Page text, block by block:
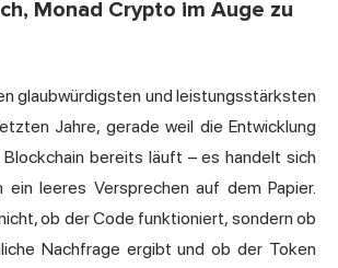
Monad Crypto im Auge zu
glaubwürdigsten und leistungsstärksten
Jahre, gerade weil die Entwicklung
bereits läuft – es handelt sich
ein leeres Versprechen auf dem Papier.
ob der Code funktioniert, sondern ob
Nachfrage ergibt und ob der Token